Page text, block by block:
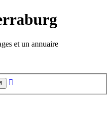
et un annuaire
Rechercher